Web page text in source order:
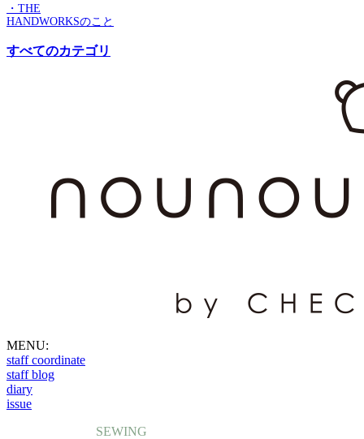
・THE
HANDWORKSのこと
すべてのカテゴリ
MENU:
staff coordinate
staff blog
diary
issue
SEWING